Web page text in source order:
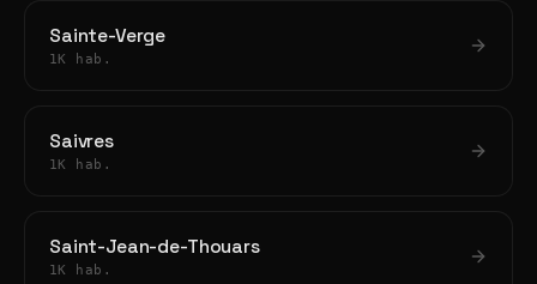
Sainte-Verge
1K hab.
Saivres
1K hab.
Saint-Jean-de-Thouars
1K hab.